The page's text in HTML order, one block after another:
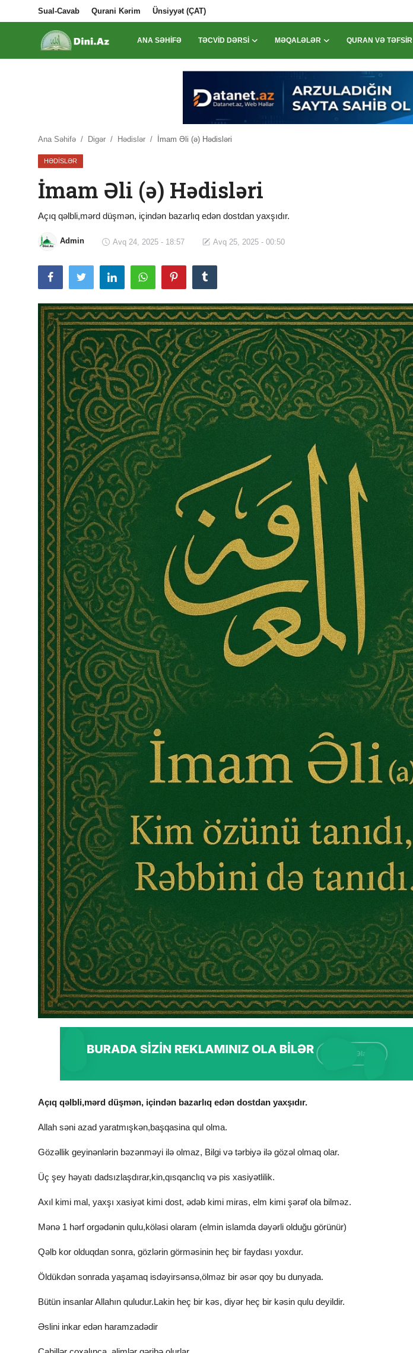
Sual-Cavab Qurani Kərim Ünsiyyət (ÇAT)
ANA SƏHIFƏ TƏCVID DƏRSI MƏQALƏLƏR QURAN VƏ TƏFSIR
Sual-Cavab
Qurani Kərim
Ünsiyyət (ÇAT)
Təcvid Dərsi
Məqalələr
Quran və Təfsir
Xəbərlər
Namaz
Əhkam
Qalereya
Ana Səhifə Digər Hədislər İmam Əli (ə) Hədisləri
HƏDISLƏR
İmam Əli (ə) Hədisləri
Açıq qəlbli,mərd düşmən, içindən bazarlıq edən dostdan yaxşıdır.
Admin Avq 24, 2025 - 18:57 Avq 25, 2025 - 00:50
Açıq qəlbli,mərd düşmən, içindən bazarlıq edən dostdan yaxşıdır.
Allah səni azad yaratmışkən,başqasina qul olma.
Gözəllik geyinənlərin bəzənməyi ilə olmaz, Bilgi və tərbiyə ilə gözəl olmaq olar.
Üç şey həyatı dadsızlaşdırar,kin,qısqanclıq və pis xasiyətlilik.
Axıl kimi mal, yaxşı xasiyət kimi dost, ədəb kimi miras, elm kimi şərəf ola bilməz.
Mənə 1 hərf orgədənin qulu,köləsi olaram (elmin islamda dəyərli olduğu görünür)
Qəlb kor olduqdan sonra, gözlərin görməsinin heç bir faydası yoxdur.
Öldükdən sonrada yaşamaq isdəyirsənsə,ölməz bir əsər qoy bu dunyada.
Bütün insanlar Allahın quludur.Lakin heç bir kəs, diyər heç bir kəsin qulu deyildir.
Əslini inkar edən haramzadədir